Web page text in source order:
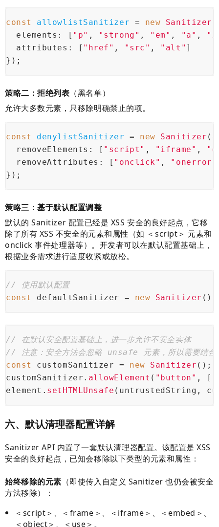
const allowlistSanitizer = new Sanitizer
elements : [ "p" , "strong" , "em" , "a" ,
attributes : [ "href" , "src" , "alt" ]
});
策略二：拒绝列表 （黑名单）
允许大多数元素，只移除明确禁止的项。
const denylistSanitizer = new Sanitizer ({
removeElements : [ "script" , "iframe" ,
removeAttributes : [ "onclick" , "onerror"
});
策略三：基于默认配置调整
默认的 Sanitizer 配置已经是 XSS 安全的良好起点，它移
除了所有 XSS 不安全的元素和属性（如 ＜script＞ 元素和
onclick 事件处理器等）。开发者可以在默认配置基础上，
根据业务需求进行适度收紧或放松。
// 使用默认配置
const
defaultSanitizer = new Sanitizer ();
// 在默认安全配置基础上，进一步允许不安全实体
// 注意：安全方法会忽略 unsafe 元素，所以需要结合
const
customSanitizer = new Sanitizer ();
customSanitizer. allowElement ( "button" , [
element. setHTMLUnsafe (untrustedString,
六、默认清理器配置详解
Sanitizer API 内置了一套默认清理器配置。该配置是 XSS
安全的良好起点，已知会移除以下类型的元素和属性：
始终移除的元素 （即使传入自定义 Sanitizer 也仍会被安全
方法移除）：
＜script＞、＜frame＞、＜iframe＞、＜embed＞、
＜object＞、＜use＞。